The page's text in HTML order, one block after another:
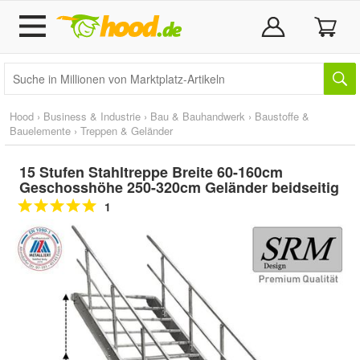
Hood › Business & Industrie › Bau & Bauhandwerk › Baustoffe &
Bauelemente › Treppen & Geländer
15 Stufen Stahltreppe Breite 60-160cm
Geschosshöhe 250-320cm Geländer beidseitig
1